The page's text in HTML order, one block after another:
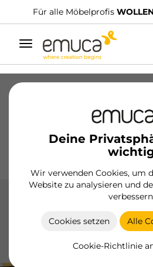
SEIN? Wir haben
Umschaltbare
Navigation
Deine
Wir verwenden Cookies, um
Website zu analysieren und
Cookies setzen Alle
Cookie-Richtlinie
Schiebesysteme
Griffe
Das Neco-System von Emuca
Aluminiumprofilen und Soft-Close-